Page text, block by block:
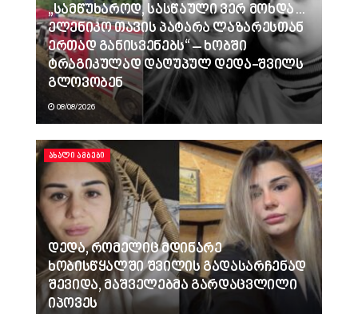
„სამწუხაროდ, სასწაული ვერ მოხდა…
ელენიკო თავის პატარა ლაზარესთან
ერთად განისვენებს“ – ხობში
ტრაგიკულად დაღუპულ დედა-შვილს
გლოვობენ
08/08/2026
ᲐᲮᲐᲚᲘ ᲐᲛᲑᲔᲑᲘ
დედა, რომელიც მდინარე
ხობისწყალში შვილის გადასარჩენად
შევიდა, მაშველებმა გარდაცვლილი
იპოვეს